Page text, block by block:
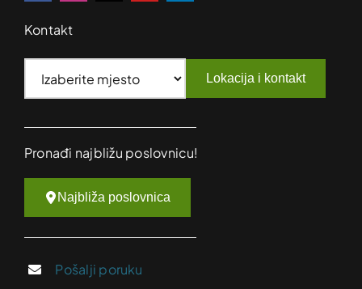
Kontakt
Lokacija i kontakt
Pronađi najbližu poslovnicu!
Najbliža poslovnica
Pošalji poruku